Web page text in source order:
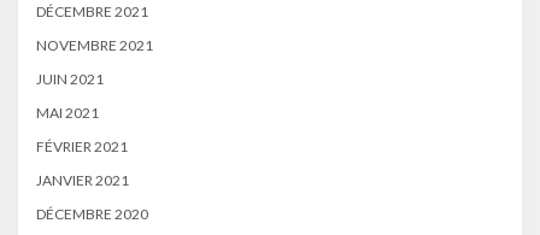
DÉCEMBRE 2021
NOVEMBRE 2021
JUIN 2021
MAI 2021
FÉVRIER 2021
JANVIER 2021
DÉCEMBRE 2020